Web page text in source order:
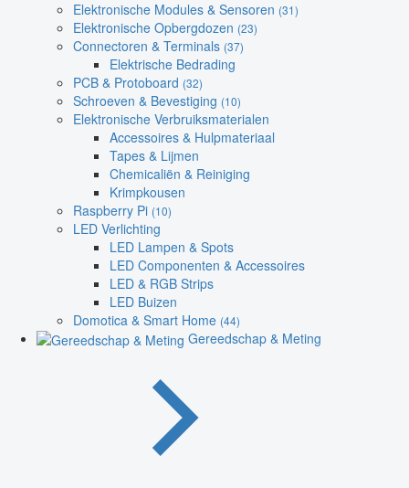
Elektronische Modules & Sensoren (31)
Elektronische Opbergdozen (23)
Connectoren & Terminals (37)
Elektrische Bedrading
PCB & Protoboard (32)
Schroeven & Bevestiging (10)
Elektronische Verbruiksmaterialen
Accessoires & Hulpmateriaal
Tapes & Lijmen
Chemicaliën & Reiniging
Krimpkousen
Raspberry Pi (10)
LED Verlichting
LED Lampen & Spots
LED Componenten & Accessoires
LED & RGB Strips
LED Buizen
Domotica & Smart Home (44)
Gereedschap & Meting